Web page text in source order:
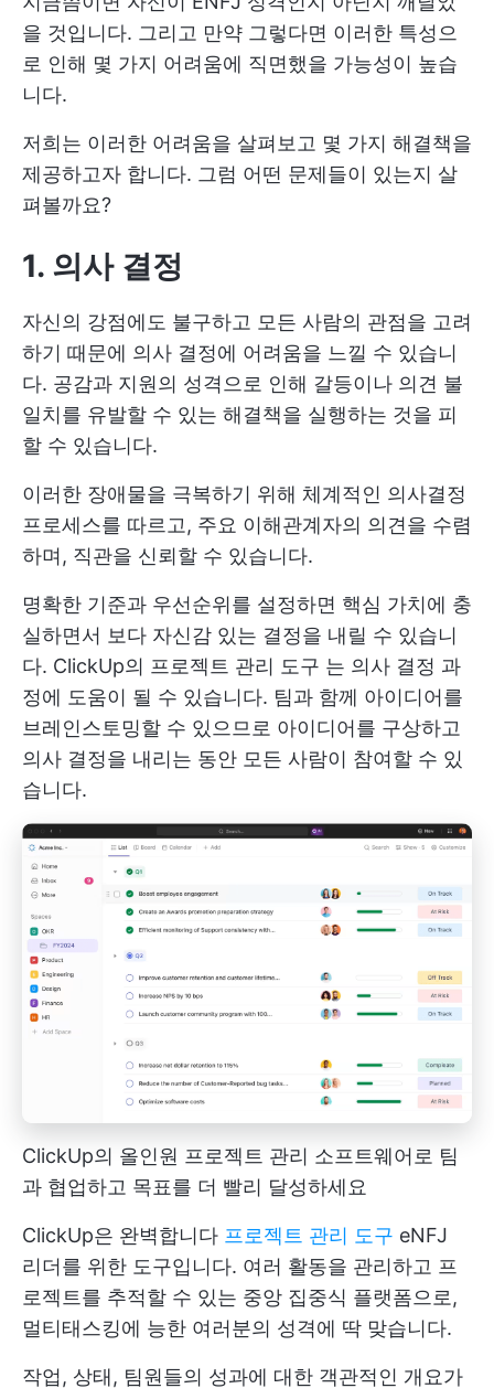
을 것입니다. 그리고 만약 그렇다면 이러한 특성으
로 인해 몇 가지 어려움에 직면했을 가능성이 높습
니다.
저희는 이러한 어려움을 살펴보고 몇 가지 해결책을
제공하고자 합니다. 그럼 어떤 문제들이 있는지 살
펴볼까요?
1. 의사 결정
자신의 강점에도 불구하고 모든 사람의 관점을 고려
하기 때문에 의사 결정에 어려움을 느낄 수 있습니
다. 공감과 지원의 성격으로 인해 갈등이나 의견 불
일치를 유발할 수 있는 해결책을 실행하는 것을 피
할 수 있습니다.
이러한 장애물을 극복하기 위해 체계적인 의사결정
프로세스를 따르고, 주요 이해관계자의 의견을 수렴
하며, 직관을 신뢰할 수 있습니다.
명확한 기준과 우선순위를 설정하면 핵심 가치에 충
실하면서 보다 자신감 있는 결정을 내릴 수 있습니
다. ClickUp의 프로젝트 관리 도구 는 의사 결정 과
정에 도움이 될 수 있습니다. 팀과 함께 아이디어를
브레인스토밍할 수 있으므로 아이디어를 구상하고
의사 결정을 내리는 동안 모든 사람이 참여할 수 있
습니다.
ClickUp의 올인원 프로젝트 관리 소프트웨어로 팀
과 협업하고 목표를 더 빨리 달성하세요
ClickUp은 완벽합니다 프로젝트 관리 도구 eNFJ
리더를 위한 도구입니다. 여러 활동을 관리하고 프
로젝트를 추적할 수 있는 중앙 집중식 플랫폼으로,
멀티태스킹에 능한 여러분의 성격에 딱 맞습니다.
작업, 상태, 팀원들의 성과에 대한 객관적인 개요가